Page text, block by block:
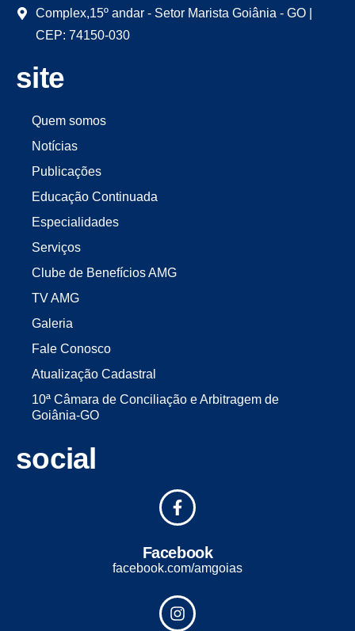
Complex,15º andar - Setor Marista Goiânia - GO |
CEP: 74150-030
site
Quem somos
Notícias
Publicações
Educação Continuada
Especialidades
Serviços
Clube de Benefícios AMG
TV AMG
Galeria
Fale Conosco
Atualização Cadastral
10ª Câmara de Conciliação e Arbitragem de
Goiânia-GO
social
Facebook
facebook.com/amgoias